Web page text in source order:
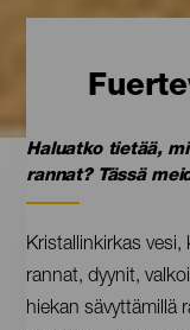
Contenido
Haluatko tietää,
rannat? Tässä
Kristallinkirkas
rannat, dyynit,
hiekan sävyttämillä